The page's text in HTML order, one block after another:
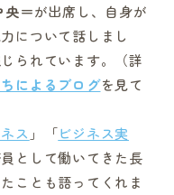
央＝が出席し、自身が
について話しまし
られています。（詳
によるブログを見て
ス 」「ビジネス実
として働いてきた長
ことも語ってくれま